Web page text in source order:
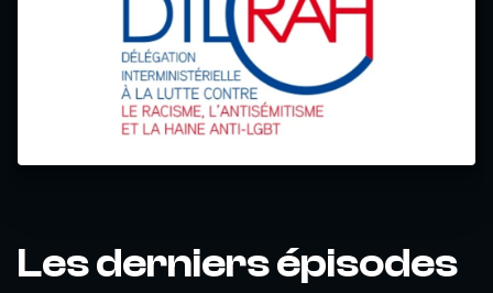
Les derniers épisodes